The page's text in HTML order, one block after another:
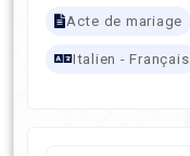
Acte de mariage
Italien - Français